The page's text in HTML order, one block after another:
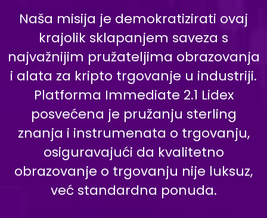
Naša misija je demokratizirati ovaj
krajolik sklapanjem saveza s
najvažnijim pružateljima obrazovanja
i alata za kripto trgovanje u industriji.
Platforma Immediate 2.1 Lidex
posvećena je pružanju sterling
znanja i instrumenata o trgovanju,
osiguravajući da kvalitetno
obrazovanje o trgovanju nije luksuz,
već standardna ponuda.